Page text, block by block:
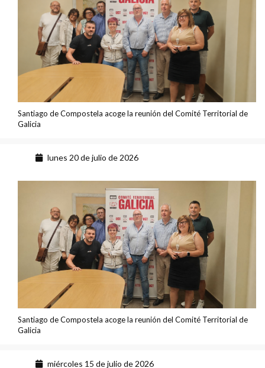
Santiago de Compostela acoge la reunión del Comité Territorial de
Galicia
lunes 20 de julio de 2026
Santiago de Compostela acoge la reunión del Comité Territorial de
Galicia
miércoles 15 de julio de 2026